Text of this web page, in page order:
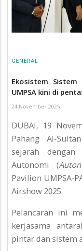
GENERAL
Ekosistem
UMPSA kini di
24 November 2025
DUBAI, 19
Pahang Al-
sejarah dengan
Autonomi (
Pavilion UMPSA-
Airshow 2025.
Pelancaran ini
kerjasama
pintar dan sistem